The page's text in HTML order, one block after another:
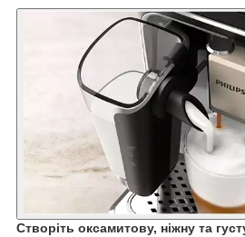
Створіть оксамитову, ніжну та